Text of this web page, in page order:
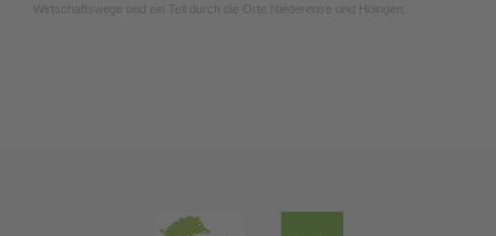
Wirtschaftswege und ein Teil durch die Orte Niederense und Höingen.